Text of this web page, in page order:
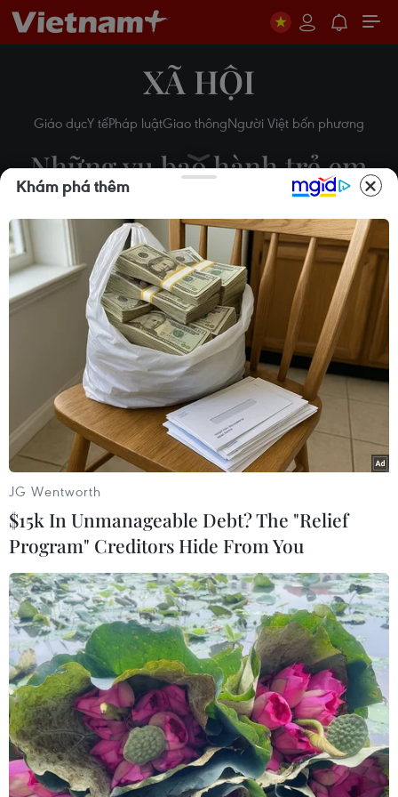
XÃ HỘI
Giáo dụcY tếPháp luậtGiao thôngNgười Việt bốn phương
Những vụ bạo hành trẻ em
rúng động dư luận thời gian
gần đây
22/07/2022 09:05
Theo dõi VietnamPlus
Ngày 21/7, Tòa án Nhân dân Thành phố Hồ Chí
Minh đã mở phiên tòa xét xử sơ thẩm vụ án bé gái
8 tuổi bị bạo hành đến tử vong tại căn hộ chung
cư trên địa bàn quận Bình Thạnh.
Ngày 21/7, Tòa án Nhân dân Thành phố Hồ Chí
Khám phá thêm
JG Wentworth
$15k In Unmanageable Debt? The "Relief
Program" Creditors Hide From You